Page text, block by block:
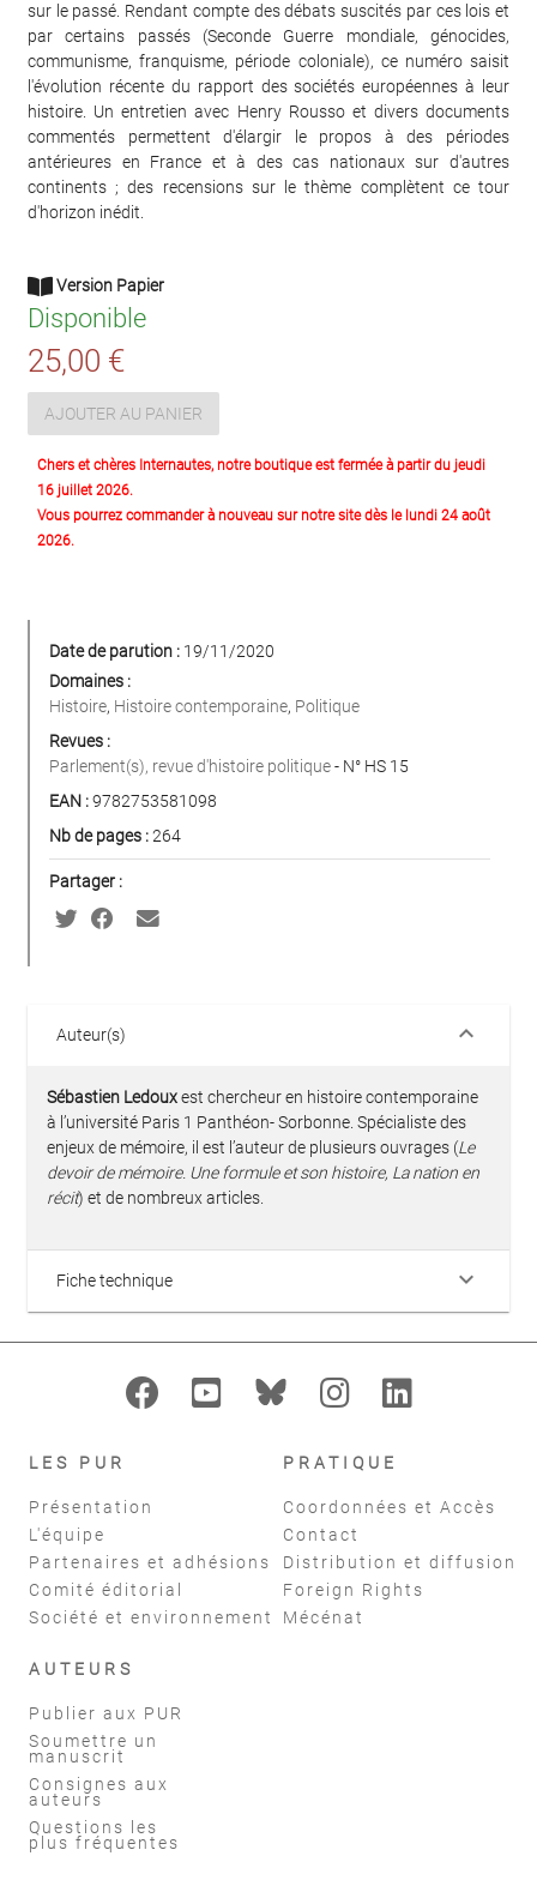
sur le passé. Rendant compte des débats suscités par ces lois et
par certains passés (Seconde Guerre mondiale, génocides,
communisme, franquisme, période coloniale), ce numéro saisit
l'évolution récente du rapport des sociétés européennes à leur
histoire. Un entretien avec Henry Rousso et divers documents
commentés permettent d'élargir le propos à des périodes
antérieures en France et à des cas nationaux sur d'autres
continents ; des recensions sur le thème complètent ce tour
d'horizon inédit.
Version Papier
Disponible
25,00 €
AJOUTER AU PANIER
Chers et chères Internautes, notre boutique est fermée à partir du jeudi
16 juillet 2026.
Vous pourrez commander à nouveau sur notre site dès le lundi 24 août
2026.
Date de parution : 19/11/2020
Domaines :
Histoire, Histoire contemporaine, Politique
Revues :
Parlement(s), revue d'histoire politique- N° HS 15
EAN :9782753581098
Nb de pages :264
Partager :
Auteur(s) keyboard_arrow_down
Sébastien Ledouxest chercheur en histoire contemporaine
à l’université Paris 1 Panthéon- Sorbonne. Spécialiste des
enjeux de mémoire, il est l’auteur de plusieurs ouvrages (Le
devoir de mémoire. Une formule et son histoire, La nation en
récit) et de nombreux articles.
Fiche technique keyboard_arrow_down
LES PUR
Présentation
L'équipe
Partenaires et adhésions
Comité éditorial
Société et environnement
PRATIQUE
Coordonnées et Accès
Contact
Distribution et diffusion
Foreign Rights
Mécénat
AUTEURS
Publier aux PUR
Soumettre un
manuscrit
Consignes aux
auteurs
Questions les
plus fréquentes